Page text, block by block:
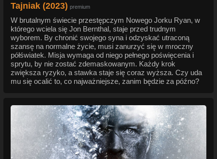
Tajniak (2023) premium
W brutalnym świecie przestępczym Nowego Jorku Ryan, w
którego wciela się Jon Bernthal, staje przed trudnym
wyborem. By chronić swojego syna i odzyskać utraconą
szansę na normalne życie, musi zanurzyć się w mroczny
półświatek. Misja wymaga od niego pełnego poświęcenia i
sprytu, by nie zostać zdemaskowanym. Każdy krok
zwiększa ryzyko, a stawka staje się coraz wyższa. Czy uda
mu się ocalić to, co najważniejsze, zanim będzie za późno?